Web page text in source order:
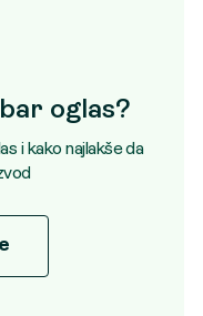
oglas?
i kako najlakše da